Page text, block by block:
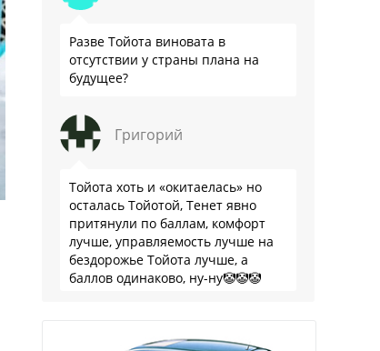
Разве Тойота виновата в
отсутствии у страны плана на
будущее?
Григорий
Тойота хоть и «окитаелась» но
осталась Тойотой, Тенет явно
притянули по баллам, комфорт
лучше, управляемость лучше на
бездорожье Тойота лучше, а
баллов одинаково, ну-ну🤡🤡🤡